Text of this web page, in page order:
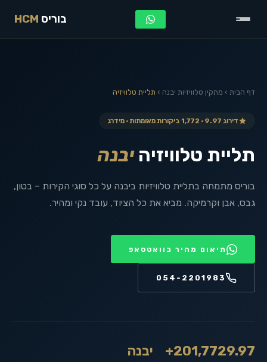
בוריס HCM
דף הבית › מתקין טלוויזיות יבנה › תליית טלוויזיה
דירוג 9.97 · 1,772 ביקורות מאומתות · מידרג
תליית טלוויזיה יבנה
בוריס מתמחה בתליית טלוויזיות ביבנה על כל סוגי הקירות – בטון,
גבס, אבן וקרמיקה. מביא את כל הציוד, עובד נקי ומהיר.
תיאום מהיר בוואטסאפ
054-2201983
9.97
1,772
20+ יבנה